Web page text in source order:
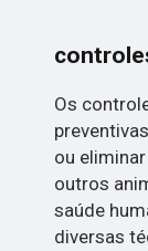
Os
ou
outros
saúde
diversas